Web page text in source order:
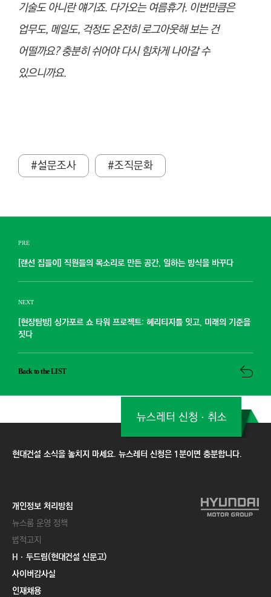
기술도 아니란 얘기죠. 다가오는 여름휴가. 이번만큼은
업무도, 메일도, 걱정도 온전히 로그아웃해 보는 건
어떨까요? 충분히 쉬어야 다시 힘차게 나아갈 수
있으니까요.
#설문조사 #조직문화
PRE
[랜선 집들이] 직원들의 목소리로 만든 공간, 일하는 방식을 바꾸다
NEXT
[현장탐방] 싱가포르 쇼 타워 프로젝트: 헤리티지를 잇고, 미래의 기준을
짓다
Back to the LIST
현대건설 소식을 놓치지 마세요. 뉴스레터 신청은 1분이면 충분합니다.
뉴스레터 신청ㆍ취소
개인정보 처리방침
뉴스룸 운영 정책
법적고지
Hㆍ두드림(현대건설 신문고)
사이버감사실
인재채용